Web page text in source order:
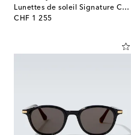
Lunettes de soleil Signature C De Cartier
CHF 1 255
original price